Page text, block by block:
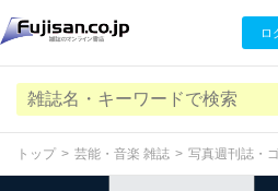
ロ
トップ 芸能・音楽 雑誌 写真週刊誌・